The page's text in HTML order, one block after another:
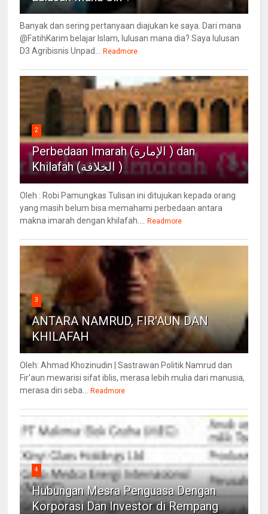
Banyak dan sering pertanyaan diajukan ke saya. Dari mana
@FatihKarim belajar Islam, lulusan mana dia? Saya lulusan
D3 Agribisnis Unpad... Readmore
2
Perbedaan Imarah (الإمارة ) dan
Khilafah (الخلافة )
Oleh : Robi Pamungkas Tulisan ini ditujukan kepada orang
yang masih belum bisa memahami perbedaan antara
makna imarah dengan khilafah.... Readmore
3
ANTARA NAMRUD, FIR'AUN DAN
KHILAFAH
Oleh: Ahmad Khozinudin | Sastrawan Politik Namrud dan
Fir'aun mewarisi sifat iblis, merasa lebih mulia dari manusia,
merasa diri seba... Readmore
4
Hubungan Mesra Penguasa Dengan
Korporasi Dan Investor di Rempang